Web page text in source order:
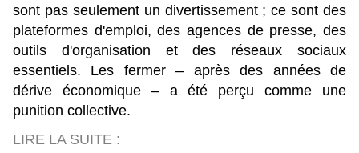
sont pas seulement un divertissement ; ce sont des
plateformes d'emploi, des agences de presse, des
outils d'organisation et des réseaux sociaux
essentiels. Les fermer – après des années de
dérive économique – a été perçu comme une
punition collective.
LIRE LA SUITE :